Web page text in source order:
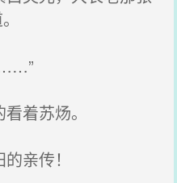
着苏炀。
亲传！